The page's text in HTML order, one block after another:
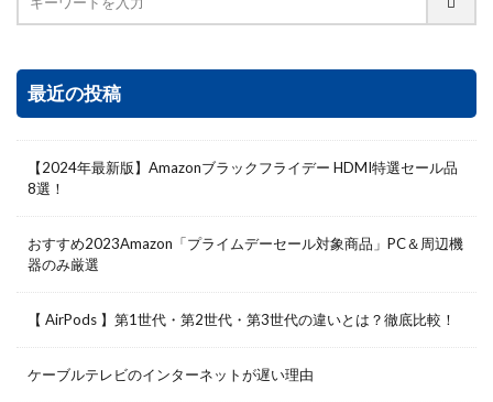
最近の投稿
【2024年最新版】Amazonブラックフライデー HDMI特選セール品
8選！
おすすめ2023Amazon「プライムデーセール対象商品」PC＆周辺機
器のみ厳選
【 AirPods 】第1世代・第2世代・第3世代の違いとは？徹底比較！
ケーブルテレビのインターネットが遅い理由